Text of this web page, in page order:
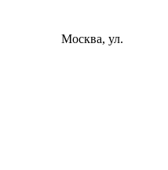
Москва, ул.